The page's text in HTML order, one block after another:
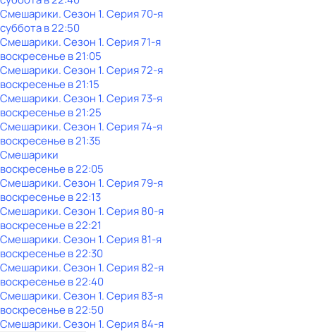
Смешарики. Сезон 1. Серия 70-я
субботав22:50
Смешарики. Сезон 1. Серия 71-я
воскресенье в21:05
Смешарики. Сезон 1. Серия 72-я
воскресенье в21:15
Смешарики. Сезон 1. Серия 73-я
воскресенье в21:25
Смешарики. Сезон 1. Серия 74-я
воскресенье в21:35
Смешарики
воскресенье в22:05
Смешарики. Сезон 1. Серия 79-я
воскресенье в22:13
Смешарики. Сезон 1. Серия 80-я
воскресенье в22:21
Смешарики. Сезон 1. Серия 81-я
воскресенье в22:30
Смешарики. Сезон 1. Серия 82-я
воскресенье в22:40
Смешарики. Сезон 1. Серия 83-я
воскресенье в22:50
Смешарики. Сезон 1. Серия 84-я